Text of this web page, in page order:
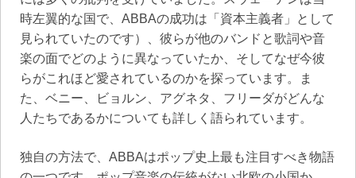
時左翼的な国で、ABBAの成功は「資本主義者」として
見られていたのです）、彼らが他のバンドと歌詞や音
楽の面でどのように異なっていたか、そしてなぜ今彼
らがこれほど愛されているのかを探っています。ま
た、ベニー、ビョルン、アグネタ、フリーダがどんな
人たちであるかについても詳しく語られています。
独自の方法で、ABBAはポップ史上最も注目すべき物語